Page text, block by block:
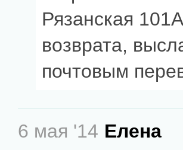
Рязанская
возврата,
почтовым
6 мая '14 Елена